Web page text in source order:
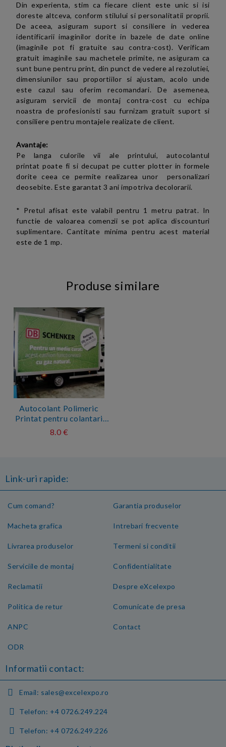
Din experienta, stim ca fiecare client este unic si isi
doreste altceva, conform stilului si personalitatii proprii.
De aceea, asiguram suport si consiliere in vederea
identificarii imaginilor dorite in bazele de date online
(imaginile pot fi gratuite sau contra-cost). Verificam
gratuit imaginile sau machetele primite, ne asiguram ca
sunt bune pentru print, din punct de vedere al rezolutiei,
dimensiunilor sau proportiilor si ajustam, acolo unde
este cazul sau oferim recomandari. De asemenea,
asiguram servicii de montaj contra-cost cu echipa
noastra de profesionisti sau furnizam gratuit suport si
consiliere pentru montajele realizate de client.
Avantaje:
Pe langa culorile vii ale printului, autocolantul
printatpoate fi si decupat pe cutter plotter in formele
dorite ceea ce permite realizarea unor personalizari
deosebite.Este garantat 3 ani impotriva decolorarii.
* Pretul afisat este valabil pentru 1 metru patrat. In
functie de valoarea comenzii se pot aplica discounturi
suplimentare. Cantitate minima pentru acest material
este de 1 mp.
Produse similare
Autocolant Polimeric
Printat pentru colantari
auto si aplicatii pe termen
lung (pret pe mp*)
8.0 €
Link-uri rapide:
Cum comand?
Macheta grafica
Livrarea produselor
Serviciile de montaj
Garantia produselor
Intrebari frecvente
Termeni si conditii
Confidentialitate
Reclamatii
Politica de retur
ANPC
ODR
Despre eXcelexpo
Comunicate de presa
Contact
Informatii contact:
Email: sales@excelexpo.ro
Telefon: +4 0726.249.224
Telefon: +4 0726.249.226